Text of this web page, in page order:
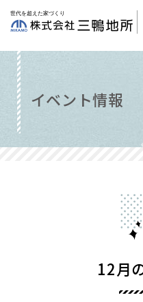
イベント情報
12月